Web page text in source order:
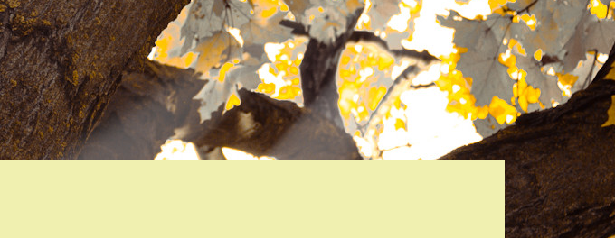
WEITER
ZUM